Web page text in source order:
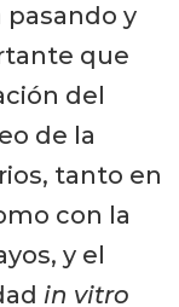
pasando y
que
del
de la
tanto en
con la
y el
in vitro